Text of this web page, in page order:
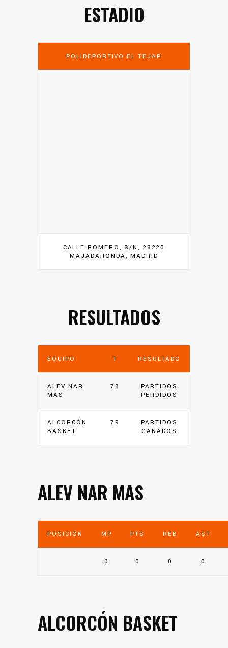
ESTADIO
POLIDEPORTIVO EL TEJAR
CALLE ROMERO, S/N, 28220
MAJADAHONDA, MADRID
RESULTADOS
EQUIPO T RESULTADO
ALEV NAR
MAS
73
PARTIDOS
PERDIDOS
ALCORCÓN
BASKET
79
PARTIDOS
GANADOS
ALEV NAR MAS
POSICIÓN MP PTS REB AST
0 0 0 0
ALCORCÓN BASKET